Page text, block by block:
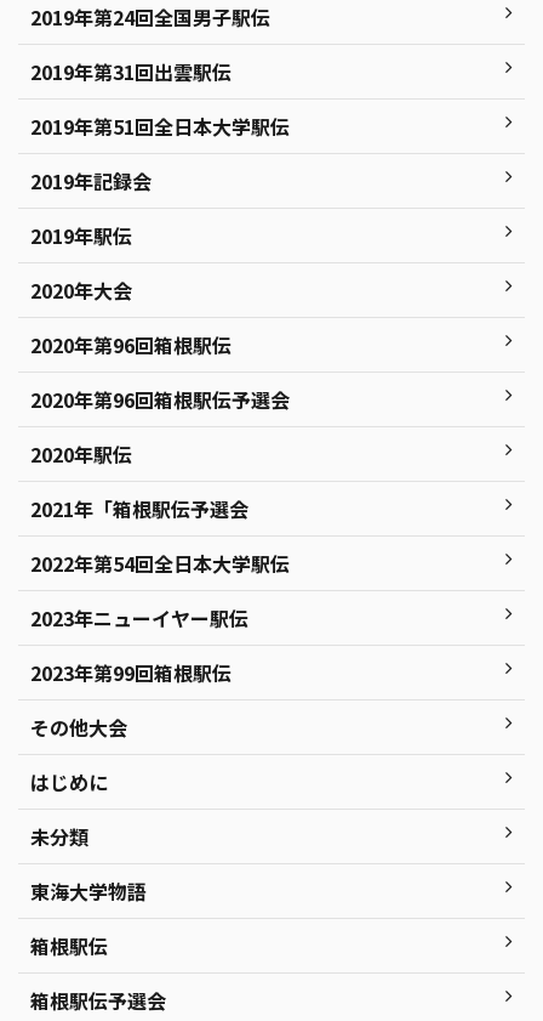
2019年第24回全国男子駅伝
2019年第31回出雲駅伝
2019年第51回全日本大学駅伝
2019年記録会
2019年駅伝
2020年大会
2020年第96回箱根駅伝
2020年第96回箱根駅伝予選会
2020年駅伝
2021年「箱根駅伝予選会
2022年第54回全日本大学駅伝
2023年ニューイヤー駅伝
2023年第99回箱根駅伝
その他大会
はじめに
未分類
東海大学物語
箱根駅伝
箱根駅伝予選会